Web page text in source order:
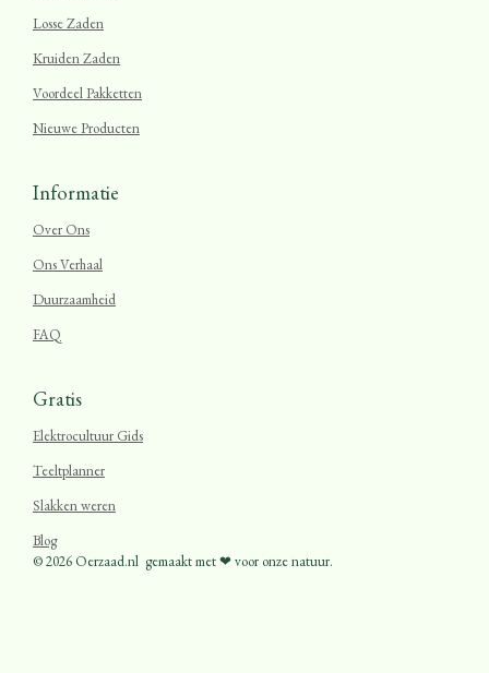
Losse Zaden
Kruiden Zaden
Voordeel Pakketten
Nieuwe Producten
Informatie
Over Ons
Ons Verhaal
Duurzaamheid
FAQ
Gratis
Elektrocultuur Gids
Teeltplanner
Slakken weren
Blog
© 2026 Oerzaad.nl gemaakt met ❤ voor onze natuur.